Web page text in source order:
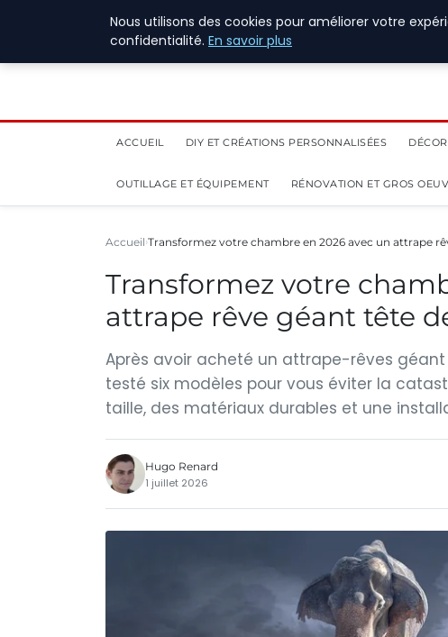
4 août 2026
ACCUEIL DIY ET CRÉATIONS PERSONNALISÉES
OUTILLAGE ET ÉQUIPEMENT RÉNOVATION ET GROS
Accueil Transformez votre chambre en 2026 avec un attrape
Transformez votre
attrape rêve géant tête
Après avoir acheté un attrape-rêves géant
testé six modèles pour vous éviter la
taille, des matériaux durables et une
Hugo Renard
1 juillet 2026
Nous utilisons des cookies pour améliorer votre
confidentialité. En savoir plus